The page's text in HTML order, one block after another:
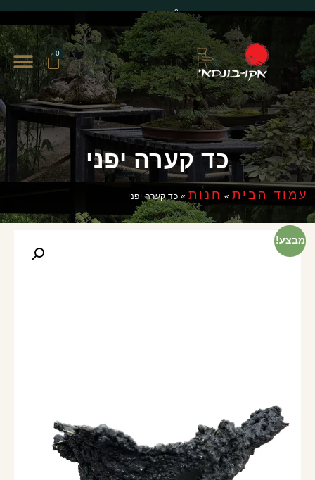
0
0
כד קערה יפני
עמוד הבית » חנות » כד קערה יפני
מבצע!